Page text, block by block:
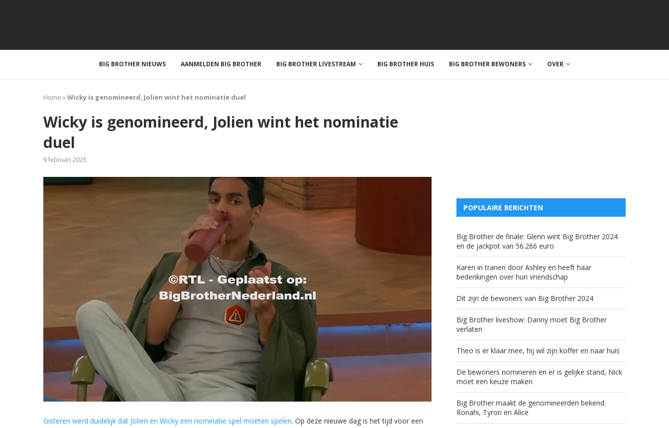
BIG BROTHER NIEUWS AANMELDEN BIG BROTHER BIG BROTHER LIVESTREAM BIG BROTHER HUIS BIG BROTHER BEWONERS OVER
Home »Wicky is genomineerd, Jolien wint het nominatie duel
Wicky is genomineerd, Jolien wint het nominatie
duel
9 februari 2025
Gisteren werd duidelijk dat Jolien en Wicky een nominatie spel moeten spelen. Op deze nieuwe dag is het tijd voor een
POPULAIRE BERICHTEN
Big Brother de finale: Glenn wint Big Brother 2024
en de jackpot van 56.266 euro
Karen in tranen door Ashley en heeft haar
bedenkingen over hun vriendschap
Dit zijn de bewoners van Big Brother 2024
Big Brother liveshow: Danny moet Big Brother
verlaten
Theo is er klaar mee, hij wil zijn koffer en naar huis
De bewoners nomineren en er is gelijke stand, Nick
moet een keuze maken
Big Brother maakt de genomineerden bekend:
Ronahi, Tyron en Alice